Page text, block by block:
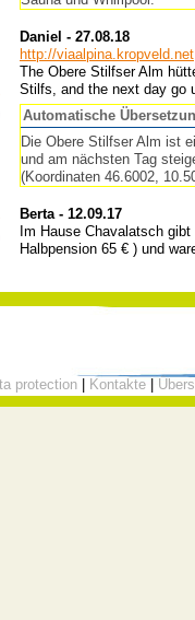
Daniel - 27.08.18
http://viaalpina.kropveld.net
The Obere Stilfser Alm
Stilfs, and the next day go
Automatische
Die Obere Stilfser Alm ist
und am nächsten Tag
(Koordinaten 46.6002,
Berta - 12.09.17
Im Hause Chavalatsch
Halbpension 65 € ) und
protection Kontakte